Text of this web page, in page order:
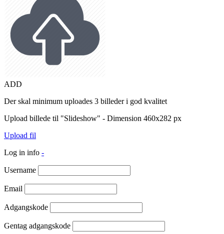
ADD
Der skal minimum uploades 3 billeder i god kvalitet
Upload billede til "Slideshow" - Dimension 460x282 px
Upload fil
Log in info -
Username
Email
Adgangskode
Gentag adgangskode